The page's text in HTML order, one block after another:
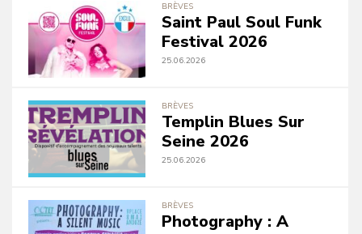
BRÈVES
Saint Paul Soul Funk
Festival 2026
25.06.2026
BRÈVES
Templin Blues Sur
Seine 2026
25.06.2026
BRÈVES
Photography : A